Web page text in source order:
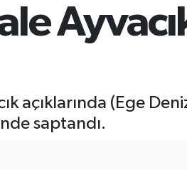
açıklarında (Ege
saptandı.